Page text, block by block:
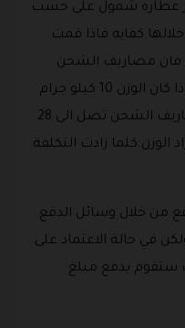
عطاره شمول على حسب
كفايه فاذا قمت
فان مصاريف الشحن
ستكون 26 ريال سعودي في حالة إذا كان الوزن 10 كيلو جرام
او اقل اما شركة سمسا فان مصاريف الشحن تصل الى 28
وكلما زاد الوزن كلما زادت التكلفة
من خلال وسائل الدفع
في حالة الاعتماد على
ستقوم بدفع مبلغ